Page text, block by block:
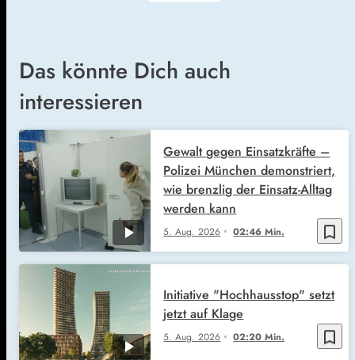
Das könnte Dich auch
interessieren
bookmark_border
5. Aug. 2026 02:46 Min.
Gewalt gegen Einsatzkräfte –
Polizei München demonstriert,
wie brenzlig der Einsatz-Alltag
werden kann
bookmark_border
5. Aug. 2026 02:20 Min.
Initiative "Hochhausstop" setzt
jetzt auf Klage